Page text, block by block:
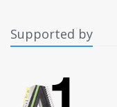
Supported by